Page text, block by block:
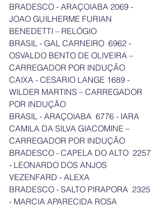
BRADESCO - ARAÇOIABA 2069 -
JOAO GUILHERME FURIAN
BENEDETTI – RELÓGIO
BRASIL - GAL CARNEIRO  6962 -
OSVALDO BENTO DE OLIVEIRA –
CARREGADOR POR INDUÇÃO
CAIXA - CESARIO LANGE 1689 -
WILDER MARTINS – CARREGADOR
POR INDUÇÃO
BRASIL - ARAÇOIABA  6776 - IARA
CAMILA DA SILVA GIACOMINE –
CARREGADOR POR INDUÇÃO
BRADESCO - CAPELA DO ALTO  2257
- LEONARDO DOS ANJOS
VEZENFARD - ALEXA
BRADESCO - SALTO PIRAPORA  2325
- MARCIA APARECIDA ROSA